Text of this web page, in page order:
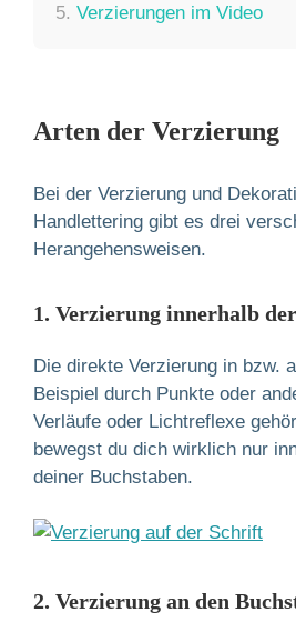
5. Verzierungen im Video
Arten der Verzierung
Bei der Verzierung und
Handlettering gibt es drei
Herangehensweisen.
1. Verzierung innerhalb
Die direkte Verzierung in bzw.
Beispiel durch Punkte oder
Verläufe oder Lichtreflexe
bewegst du dich wirklich nur
deiner Buchstaben.
2. Verzierung an den